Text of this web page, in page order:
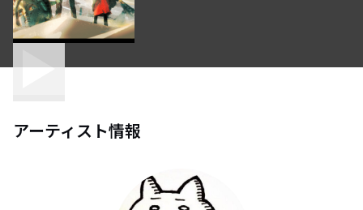
アーティスト情報